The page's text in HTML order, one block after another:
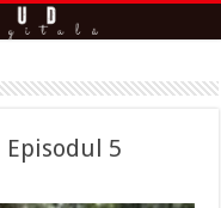
Episodul 5